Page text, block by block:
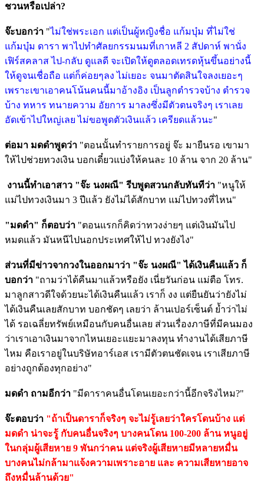
ชวนหรือเปล่า?
จ๊ะบอกว่า "ไม่ใช่พระเอก แต่เป็นผู้หญิงชื่อ แก้มบุ๋ม ที่ไม่ใช่
แก้มบุ๋ม ดารา พาไปทำศัลยกรรมนมที่เกาหลี 2 สัปดาห์ พานั่ง
เฟิร์สคลาส ไป-กลับ ดูแลดี จะเปิดให้ดูตลอดเทรดหุ้นขึ้นอย่างนี้
ให้ดูจนเชื่อถือ แต่ก็ค่อยๆลง ไม่เยอะ จนมาตัดสินใจลงเยอะๆ
เพราะเขาเอาคนโน้นคนนี้มาอ้างอิง เป็นลูกตำรวจบ้าง ตำรวจ
บ้าง ทหาร ทนายความ อัยการ มาลงซึ่งมีตัวตนจริงๆ เราเลย
อัดเข้าไปใหญ่เลย ไม่ขอพูดตัวเงินแล้ว เครียดแล้วนะ"
ต่อมา มดดำพูดว่า "ตอนนั้นทำรายการอยู่ จ๊ะ มายืนรอ เขามา
ให้ไปช่วยทวงเงิน บอกเดี๋ยวแบ่งให้คนละ 10 ล้าน จาก 20 ล้าน"
งานนี้ทำเอาสาว "จ๊ะ นงผณี" รีบพูดสวนกลับทันทีว่า "หนูให้
แม่ไปทวงเงินมา 3 ปีแล้ว ยังไม่ได้สักบาท แม่ไปทวงที่ไหน"
"มดดำ" ก็ตอบว่า "ตอนแรกก็คิดว่าทวงง่ายๆ แต่เงินมันไป
หมดแล้ว มันหนีไปนอกประเทศให้ไป ทวงยังไง"
ส่วนที่มีข่าวจากวงในออกมาว่า "จ๊ะ นงผณี" ได้เงินคืนแล้ว ก็
บอกว่า "ถามว่าได้คืนมาแล้วหรือยัง เนี่ยวันก่อน แม่ตือ โทร.
มาลูกสาวดีใจด้วยนะได้เงินคืนแล้ว เราก็ งง แต่ยืนยันว่ายังไม่
ได้เงินคืนเลยสักบาท บอกชัดๆ เลยว่า ล้านเปอร์เซ็นต์ ย้ำว่าไม่
ได้ รอเฉลี่ยทรัพย์เหมือนกับคนอื่นเลย ส่วนเรื่องภาษีที่มีคนมอง
ว่าเราเอาเงินมาจากไหนเยอะแยะมาลงทุน ทำงานได้เสียภาษี
ไหม คือเราอยู่ในบริษัทอาร์เอส เรามีตัวตนชัดเจน เราเสียภาษี
อย่างถูกต้องทุกอย่าง"
มดดำ ถามอีกว่า "มีดาราคนอื่นโดนเยอะกว่านี้อีกจริงไหม?"
จ๊ะตอบว่า "ถ้าเป็นดาราก็จริงๆ จะไม่รู้เลยว่าใครโดนบ้าง แต่
มดดำ น่าจะรู้ กับคนอื่นจริงๆ บางคนโดน 100-200 ล้าน หนูอยู่
ในกลุ่มผู้เสียหาย 9 พันกว่าคน แต่จริงผู้เสียหายมีหลายหมื่น
บางคนไม่กล้ามาแจ้งความเพราะอาย และ ความเสียหายอาจ
ถึงหมื่นล้านด้วย"